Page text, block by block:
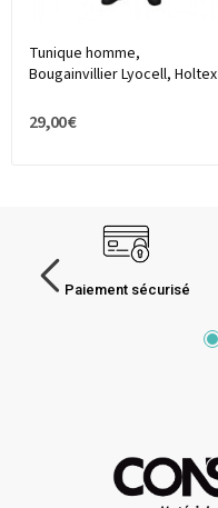
Tunique homme,
Bougainvillier Lyocell, Holtex
29,00 €
Paiement sécurisé